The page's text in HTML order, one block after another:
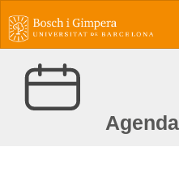
Agenda